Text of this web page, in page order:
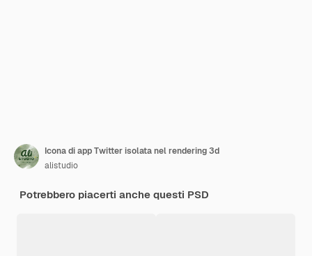
Icona di app Twitter isolata nel rendering 3d
alistudio
Potrebbero piacerti anche questi PSD